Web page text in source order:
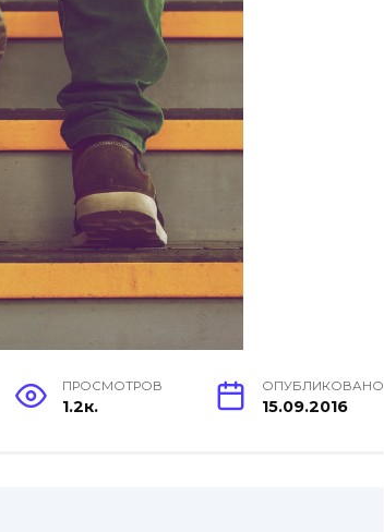
ПРОСМОТРОВ
1.2к.
ОПУБЛИКОВАНО
15.09.2016